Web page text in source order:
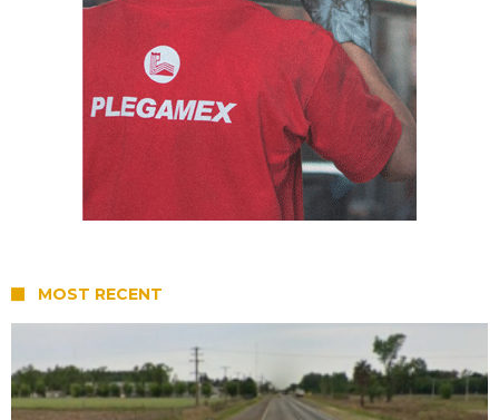
MOST RECENT